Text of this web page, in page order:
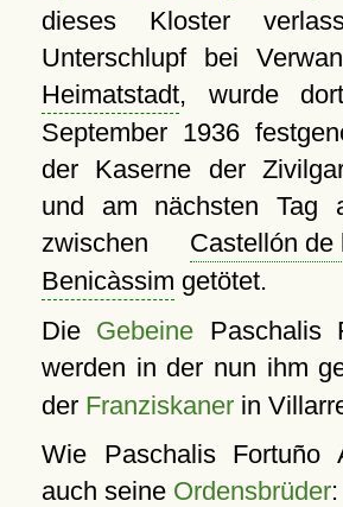
dieses Kloster
Unterschlupf bei
Heimatstadt, wurde
September 1936
der Kaserne der
und am nächsten Tag
zwischen Castellón de
Benicàssim getötet.
Die Gebeine Paschalis
werden in der nun ihm
der Franziskanerin
Wie Paschalis Fortuño
auch seine Ordensbrüder: